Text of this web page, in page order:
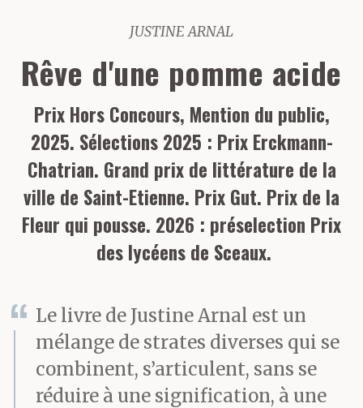
JUSTINE ARNAL
Rêve d'une pomme acide
Prix Hors Concours, Mention du public,
2025. Sélections 2025 : Prix Erckmann-
Chatrian. Grand prix de littérature de la
ville de Saint-Etienne. Prix Gut. Prix de la
Fleur qui pousse. 2026 : préselection Prix
des lycéens de Sceaux.
Le livre de Justine Arnal est un
mélange de strates diverses qui se
combinent, s’articulent, sans se
réduire à une signification, à une